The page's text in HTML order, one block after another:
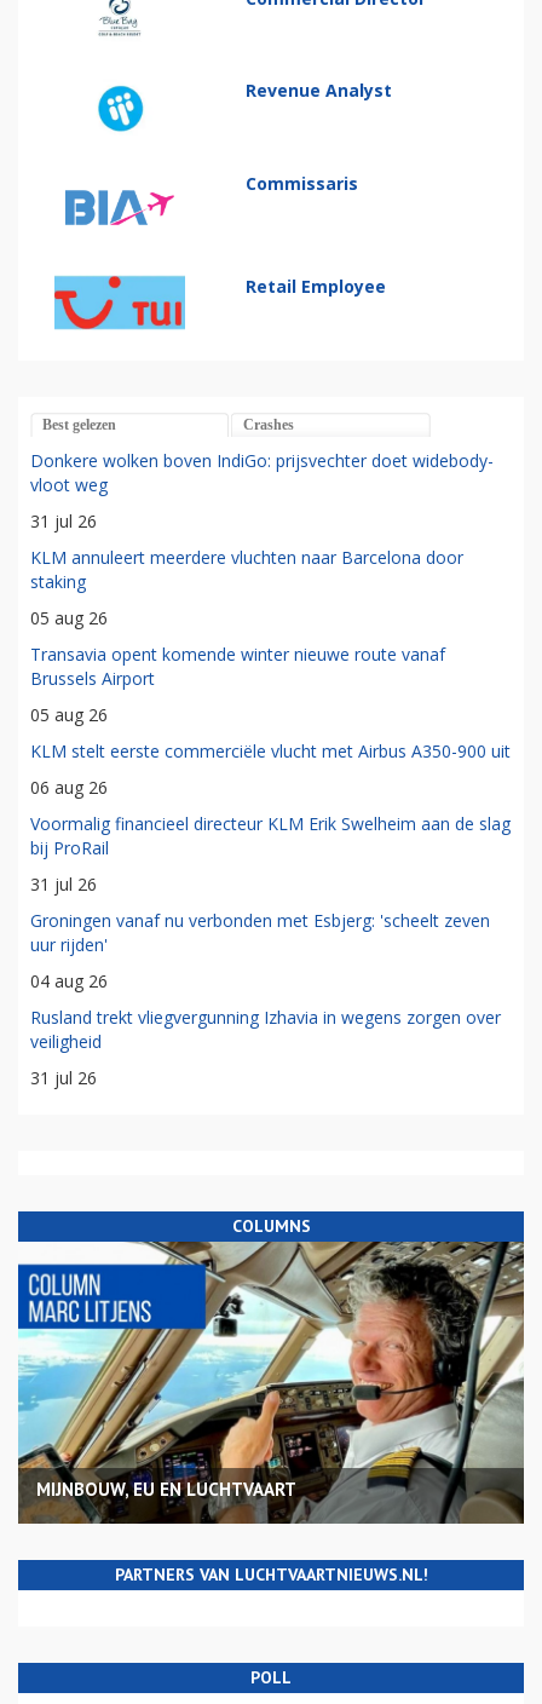
Revenue Analyst
Commissaris
Retail Employee
Best gelezen Crashes
Donkere wolken boven IndiGo: prijsvechter doet widebody-
vloot weg
31 jul 26
KLM annuleert meerdere vluchten naar Barcelona door
staking
05 aug 26
Transavia opent komende winter nieuwe route vanaf
Brussels Airport
05 aug 26
KLM stelt eerste commerciële vlucht met Airbus A350-900 uit
06 aug 26
Voormalig financieel directeur KLM Erik Swelheim aan de slag
bij ProRail
31 jul 26
Groningen vanaf nu verbonden met Esbjerg: 'scheelt zeven
uur rijden'
04 aug 26
Rusland trekt vliegvergunning Izhavia in wegens zorgen over
veiligheid
31 jul 26
COLUMNS
MIJNBOUW, EU EN LUCHTVAART
PARTNERS VAN LUCHTVAARTNIEUWS.NL!
POLL